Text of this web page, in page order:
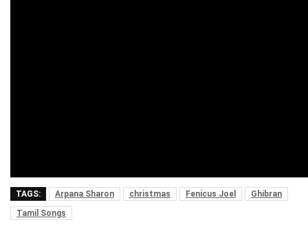
TAGS: Arpana Sharon christmas Fenicus Joel
Ghibran
Tamil Songs